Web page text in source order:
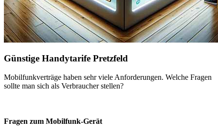
Günstige Handytarife Pretzfeld
Mobilfunkverträge haben sehr viele Anforderungen. Welche Fragen
sollte man sich als Verbraucher stellen?
Fragen zum Mobilfunk-Gerät